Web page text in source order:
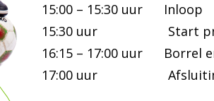
15:00 – 15:30 uur Inloop
15:30 uur Start
16:15 – 17:00 uur Borrel
17:00 uur